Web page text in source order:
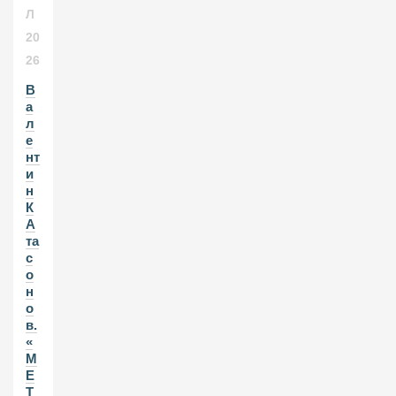
Л
20
26
В
а
л
е
нт
и
н
К
А
та
с
о
н
о
в.
«
М
Е
Т